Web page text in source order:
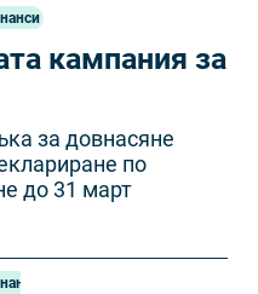
кампания за
за довнасяне
по
до 31 март